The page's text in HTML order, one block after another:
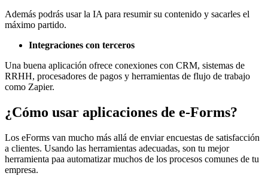
Además podrás usar la IA para resumir su contenido y sacarles el
máximo partido.
Integraciones con terceros
Una buena aplicación ofrece conexiones con CRM, sistemas de
RRHH, procesadores de pagos y herramientas de flujo de trabajo
como Zapier.
¿Cómo usar aplicaciones de e-Forms?
Los eForms van mucho más allá de enviar encuestas de satisfacción
a clientes. Usando las herramientas adecuadas, son tu mejor
herramienta paa automatizar muchos de los procesos comunes de tu
empresa.